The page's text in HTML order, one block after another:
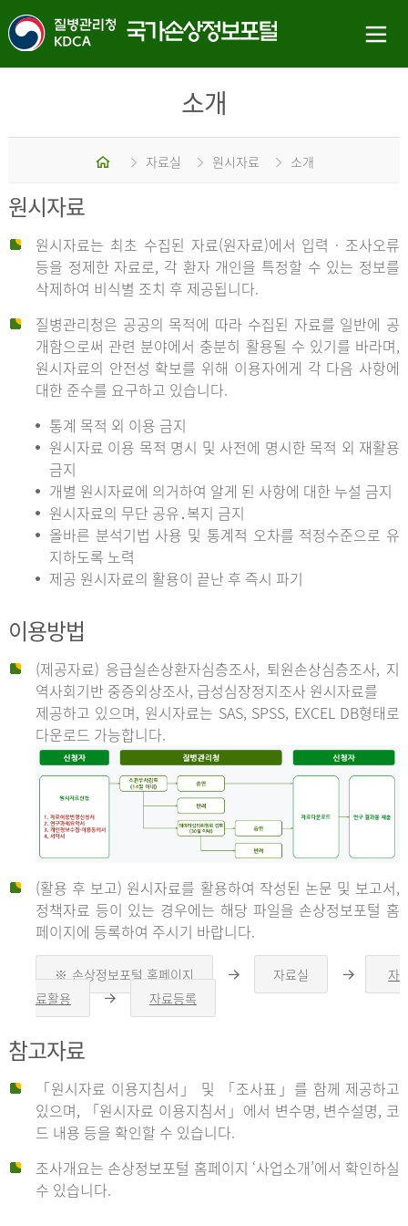
소개
홈 자료실 원시자료 소개
원시자료
원시자료는 최초 수집된 자료(원자료)에서 입력 · 조사오류
등을 정제한 자료로, 각 환자 개인을 특정할 수 있는 정보를
삭제하여 비식별 조치 후 제공됩니다.
질병관리청은 공공의 목적에 따라 수집된 자료를 일반에 공
개함으로써 관련 분야에서 충분히 활용될 수 있기를 바라며,
원시자료의 안전성 확보를 위해 이용자에게 각 다음 사항에
대한 준수를 요구하고 있습니다.
통계 목적 외 이용 금지
원시자료 이용 목적 명시 및 사전에 명시한 목적 외 재활용
금지
개별 원시자료에 의거하여 알게 된 사항에 대한 누설 금지
원시자료의 무단 공유․복지 금지
올바른 분석기법 사용 및 통계적 오차를 적정수준으로 유
지하도록 노력
제공 원시자료의 활용이 끝난 후 즉시 파기
이용방법
(제공자료) 응급실손상환자심층조사, 퇴원손상심층조사, 지
역사회기반 중증외상조사, 급성심장정지조사 원시자료를
제공하고 있으며, 원시자료는 SAS, SPSS, EXCEL DB형태로
다운로드 가능합니다.
신
청
자
신
청
자
는
1.
자
(활용 후 보고) 원시자료를 활용하여 작성된 논문 및 보고서,
정책자료 등이 있는 경우에는 해당 파일을 손상정보포털 홈
페이지에 등록하여 주시기 바랍니다.
※ 손상정보포털 홈페이지
른
자료실
른
자
료활용
른
자료등록
참고자료
「원시자료 이용지침서」 및 「조사표」를 함께 제공하고
있으며, 「원시자료 이용지침서」에서 변수명, 변수설명, 코
드 내용 등을 확인할 수 있습니다.
조사개요는 손상정보포털 홈페이지 ‘사업소개’에서 확인하실
수 있습니다.